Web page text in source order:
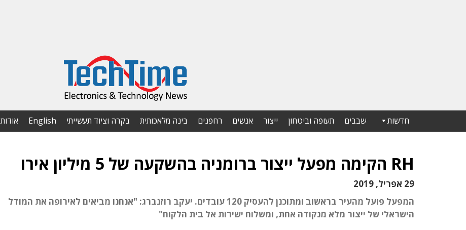
חדשות שבבים תעופה וביטחון ייצור אנשים רחפנים בינה מלאכותית בקרה וציוד תעשייתי English אודות
RH הקימה מפעל ייצור ברומניה בהשקעה של 5 מיליון אירו
29 אפריל, 2019
המפעל פועל מהעיר בראשוב ומתוכנן להעסיק 120 עובדים. יעקב רוזנברג: "אנחנו מביאים לאירופה את המודל
הישראלי של ייצור מלא מנקודה אחת, ומשלוח ישירות אל בית הלקוח"